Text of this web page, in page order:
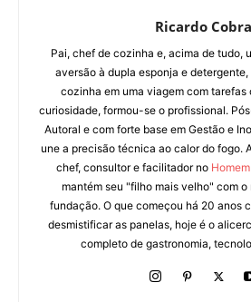
Ricardo Cobra
Pai, chef de cozinha e, acima de tudo,
aversão à dupla esponja e
cozinha em uma viagem com tarefas
curiosidade, formou-se o profissional.
Autoral e com forte base em Gestão e
une a precisão técnica ao calor do fogo.
chef, consultor e facilitador no
mantém seu "filho mais velho" com o
fundação. O que começou há 20 anos
desmistificar as panelas, hoje é o
completo de gastronomia,